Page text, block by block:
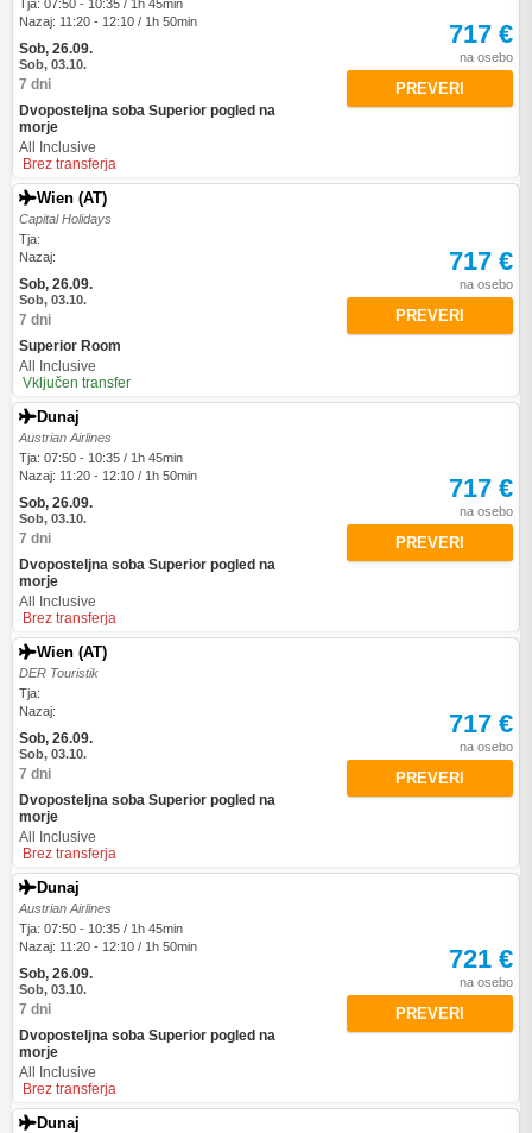
Tja: 07:50 - 10:35 / 1h 45min
Nazaj: 11:20 - 12:10 / 1h 50min
Sob, 26.09.
Sob, 03.10.
7 dni
Dvoposteljna soba Superior pogled na
morje
All Inclusive
Brez transferja
717 €
na osebo
PREVERI
Wien (AT)
Capital Holidays
Tja:
Nazaj:
Sob, 26.09.
Sob, 03.10.
7 dni
Superior Room
All Inclusive
Vključen transfer
717 €
na osebo
PREVERI
Dunaj
Austrian Airlines
Tja: 07:50 - 10:35 / 1h 45min
Nazaj: 11:20 - 12:10 / 1h 50min
Sob, 26.09.
Sob, 03.10.
7 dni
Dvoposteljna soba Superior pogled na
morje
All Inclusive
Brez transferja
717 €
na osebo
PREVERI
Wien (AT)
DER Touristik
Tja:
Nazaj:
Sob, 26.09.
Sob, 03.10.
7 dni
Dvoposteljna soba Superior pogled na
morje
All Inclusive
Brez transferja
717 €
na osebo
PREVERI
Dunaj
Austrian Airlines
Tja: 07:50 - 10:35 / 1h 45min
Nazaj: 11:20 - 12:10 / 1h 50min
Sob, 26.09.
Sob, 03.10.
7 dni
Dvoposteljna soba Superior pogled na
morje
All Inclusive
Brez transferja
721 €
na osebo
PREVERI
Dunaj